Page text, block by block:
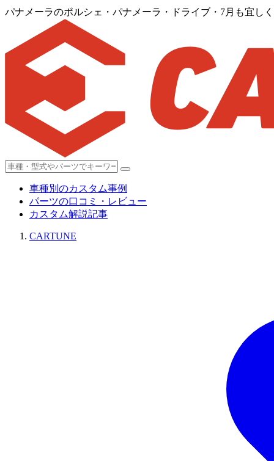
パナメーラのポルシェ・パナメーラ・ドライブ・7月も宜し
車種別のカスタム事例
パーツの口コミ・レビュー
カスタム解説記事
CARTUNE